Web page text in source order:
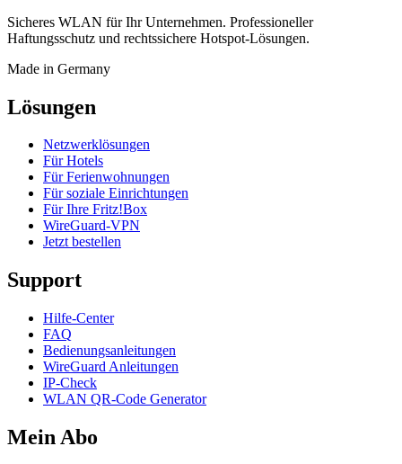
Sicheres WLAN für Ihr Unternehmen. Professioneller
Haftungsschutz und rechtssichere Hotspot-Lösungen.
Made in Germany
Lösungen
Netzwerklösungen
Für Hotels
Für Ferienwohnungen
Für soziale Einrichtungen
Für Ihre Fritz!Box
WireGuard-VPN
Jetzt bestellen
Support
Hilfe-Center
FAQ
Bedienungsanleitungen
WireGuard Anleitungen
IP-Check
WLAN QR-Code Generator
Mein Abo